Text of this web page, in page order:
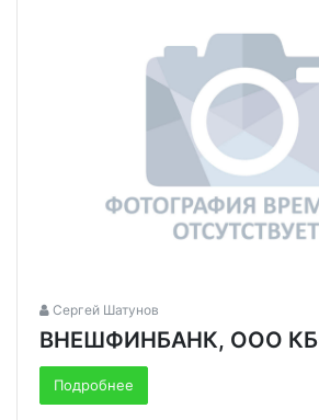
Сергей Шатунов
ВНЕШФИНБАНК, ООО КБ
Подробнее